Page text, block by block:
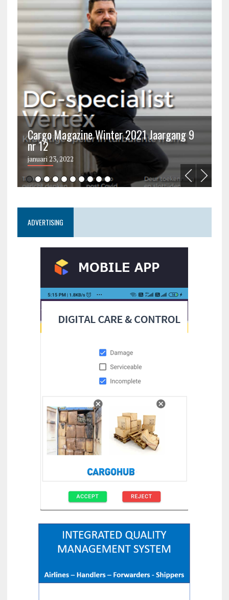
Cargo Magazine Winter 2021 Jaargang 9
nr 12
januari 23, 2022
ADVERTISING